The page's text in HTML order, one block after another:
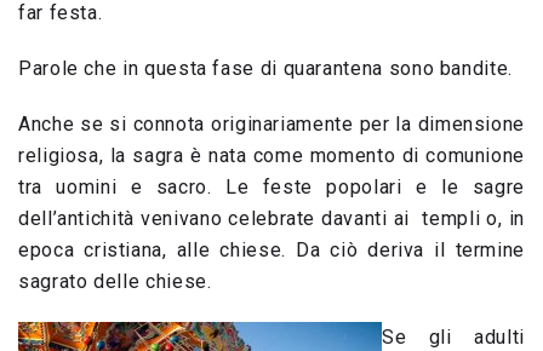
far festa.
Parole che in questa fase di quarantena sono bandite.
Anche se si connota originariamente per la dimensione
religiosa, la sagra è nata come momento di comunione
tra uomini e sacro. Le feste popolari e le sagre
dell’antichità venivano celebrate davanti ai templi o, in
epoca cristiana, alle chiese. Da ciò deriva il termine
sagrato delle chiese.
Se gli adulti